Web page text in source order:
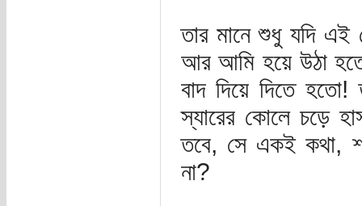
তার মানে শুধু যদি
আর আমি হয়ে উঠা হতো
বাদ দিয়ে দিতে
স্যারের কোলে চড়ে
তবে, সে একই কথা,
না?